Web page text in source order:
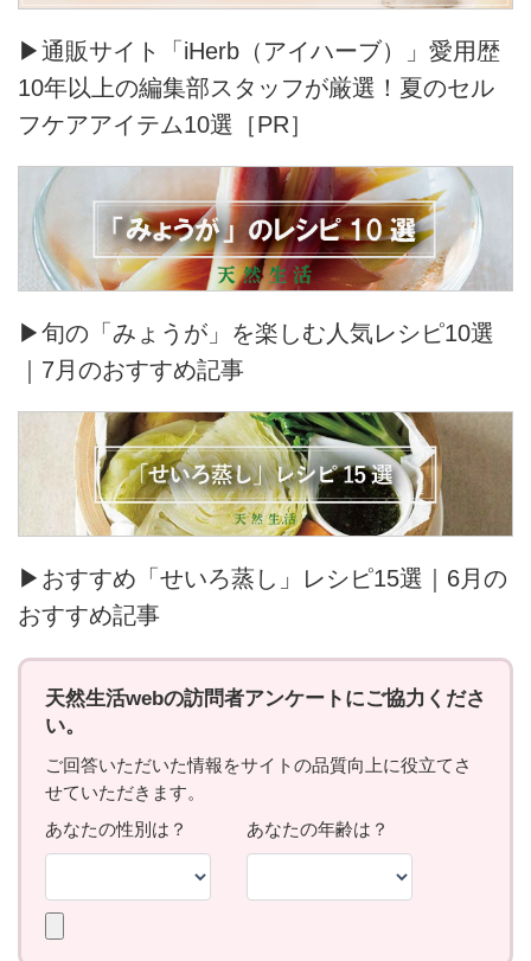
▶通販サイト「iHerb（アイハーブ）」愛用歴
10年以上の編集部スタッフが厳選！夏のセル
フケアアイテム10選［PR］
▶旬の「みょうが」を楽しむ人気レシピ10選
｜7月のおすすめ記事
▶おすすめ「せいろ蒸し」レシピ15選｜6月の
おすすめ記事